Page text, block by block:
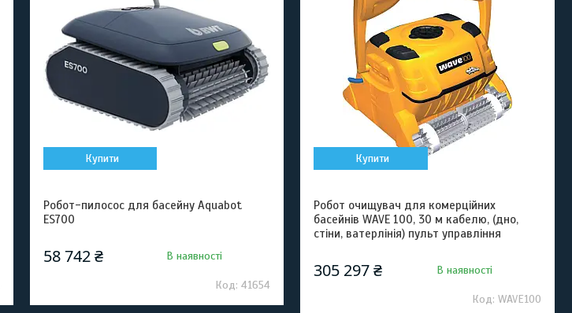
Купити
Робот-пилосос для басейну Aquabot
ES700
58 742 ₴ В наявності
41654
Купити
Робот очищувач для комерційних
басейнів WAVE 100, 30 м кабелю, (дно,
стіни, ватерлінія) пульт управління
305 297 ₴ В наявності
WAVE100